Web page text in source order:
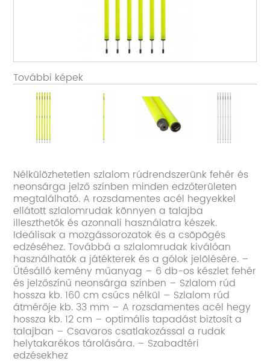
További képek
Nélkülözhetetlen szlalom rúdrendszerünk fehér és
neonsárga jelző színben minden edzőterületen
megtalálható. A rozsdamentes acél hegyekkel
ellátott szlalomrudak könnyen a talajba
illeszthetők és azonnali használatra készek.
Ideálisak a mozgássorozatok és a csöpögés
edzéséhez. Továbbá a szlalomrudak kiválóan
használhatók a játékterek és a gólok jelölésére. –
Ütésálló kemény műanyag – 6 db-os készlet fehér
és jelzőszínű neonsárga színben – Szlalom rúd
hossza kb. 160 cm csúcs nélkül – Szlalom rúd
átmérője kb. 33 mm – A rozsdamentes acél hegy
hossza kb. 12 cm – optimális tapadást biztosít a
talajban – Csavaros csatlakozással a rudak
helytakarékos tárolására. – Szabadtéri
edzésekhez